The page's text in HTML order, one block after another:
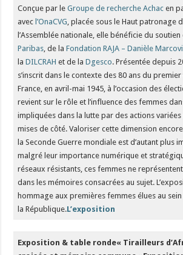
Conçue par leGroupe de recherche Achac en
avecl’OnaCVG , placée sous le Haut patronage
l’Assemblée nationale, elle bénéficie du
Paribas , de laFondation RAJA – Danièle
laDILCRAH et de laDgesco. Présentée depuis
s’inscrit dans le contexte des 80 ans du
France, en avril-mai 1945, à l’occasion des
revient sur le rôle et l’influence des femmes
impliquées dans la lutte par des actions
mises de côté. Valoriser cette dimension
la Seconde Guerre mondiale est d’autant plus
malgré leur importance numérique et
réseaux résistants, ces femmes ne
dans les mémoires consacrées au sujet.
hommage aux premières femmes élues au
la République.L’exposition
Exposition & table ronde« Tirailleurs